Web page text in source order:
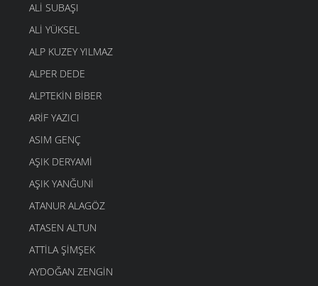
ALI SUBAŞI
ALI YÜKSEL
ALP KUZEY YILMAZ
ALPER DEDE
ALPTEKIN BIBER
ARIF YAZICI
ASIM GENÇ
AŞIK DERYAMI
AŞIK YANĞUNI
ATANUR ALAGÖZ
ATASEN ALTUN
ATTILA ŞIMŞEK
AYDOĞAN ZENGIN